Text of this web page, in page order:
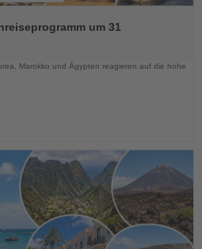
um 31
Marokko und Ägypten reagieren auf die hohe